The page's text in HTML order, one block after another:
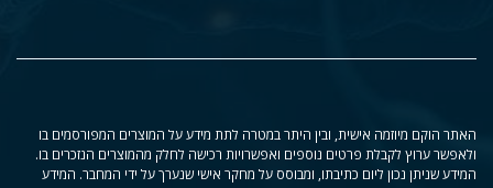
האתר הוקם מיוזמה אישית, ובין היתר במטרה לתת מידע על המוצרים המפורסמים בו
ולאפשר ערוץ לקבלת פרטים נוספים ואפשרויות רכישה לחלק מהמוצרים הנזכרים בו.
המידע שניתן נכון ליום כתיבתו, ומבוסס על מחקר אישי שנערך על ידי המחבר. המידע